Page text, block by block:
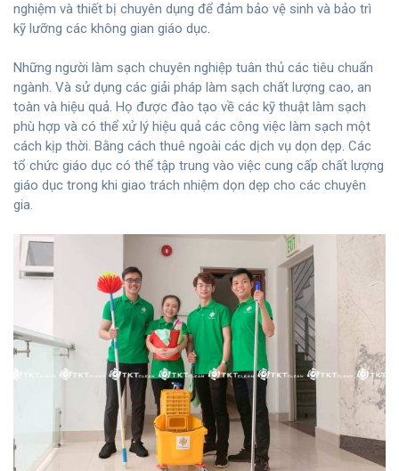
nghiệm và thiết bị chuyên dụng để đảm bảo vệ sinh và bảo trì
kỹ lưỡng các không gian giáo dục.
Những người làm sạch chuyên nghiệp tuân thủ các tiêu chuẩn
ngành. Và sử dụng các giải pháp làm sạch chất lượng cao, an
toàn và hiệu quả. Họ được đào tạo về các kỹ thuật làm sạch
phù hợp và có thể xử lý hiệu quả các công việc làm sạch một
cách kịp thời. Bằng cách thuê ngoài các dịch vụ dọn dẹp. Các
tổ chức giáo dục có thể tập trung vào việc cung cấp chất lượng
giáo dục trong khi giao trách nhiệm dọn dẹp cho các chuyên
gia.